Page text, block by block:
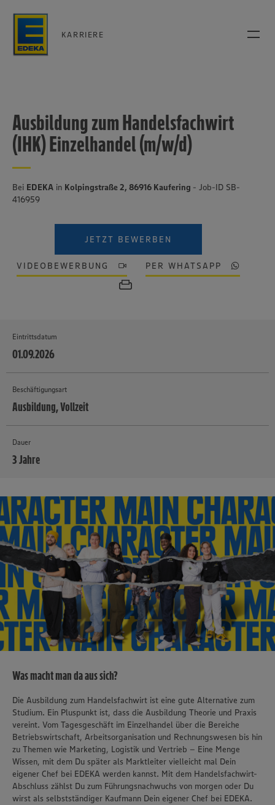
KARRIERE
Ausbildung zum Handelsfachwirt
(IHK) Einzelhandel (m/w/d)
Bei EDEKA in Kolpingstraße 2, 86916 Kaufering - Job-ID SB-
416959
JETZT BEWERBEN
VIDEOBEWERBUNG PER WHATSAPP
Eintrittsdatum
01.09.2026
Beschäftigungsart
Ausbildung, Vollzeit
Dauer
3 Jahre
Was macht man da aus sich?
Die Ausbildung zum Handelsfachwirt ist eine gute Alternative zum
Studium. Ein Pluspunkt ist, dass die Ausbildung Theorie und Praxis
vereint. Vom Tagesgeschäft im Einzelhandel über die Bereiche
Betriebswirtschaft, Arbeitsorganisation und Rechnungswesen bis hin
zu Themen wie Marketing, Logistik und Vertrieb – Eine Menge
Wissen, mit dem Du später als Marktleiter vielleicht mal Dein
eigener Chef bei EDEKA werden kannst. Mit dem Handelsfachwirt-
Abschluss zählst Du zum Führungsnachwuchs von morgen oder Du
wirst als selbstständiger Kaufmann Dein eigener Chef bei EDEKA.